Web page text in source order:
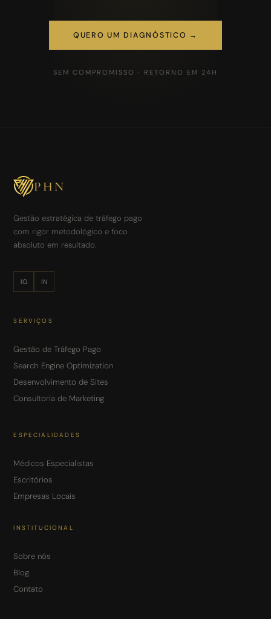
QUERO UM DIAGNÓSTICO →
SEM COMPROMISSO · RETORNO EM 24H
PHN
Gestão estratégica de tráfego pago
com rigor metodológico e foco
absoluto em resultado.
IG IN
SERVIÇOS
Gestão de Tráfego Pago
Search Engine Optimization
Desenvolvimento de Sites
Consultoria de Marketing
ESPECIALIDADES
Médicos Especialistas
Escritórios
Empresas Locais
INSTITUCIONAL
Sobre nós
Blog
Contato